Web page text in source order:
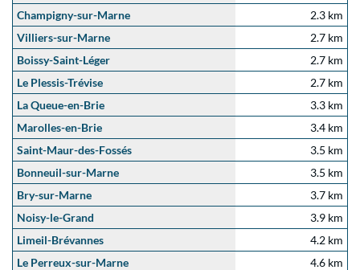
Champigny-sur-Marne
2.3 km
Villiers-sur-Marne
2.7 km
Boissy-Saint-Léger
2.7 km
Le Plessis-Trévise
2.7 km
La Queue-en-Brie
3.3 km
Marolles-en-Brie
3.4 km
Saint-Maur-des-Fossés
3.5 km
Bonneuil-sur-Marne
3.5 km
Bry-sur-Marne
3.7 km
Noisy-le-Grand
3.9 km
Limeil-Brévannes
4.2 km
Le Perreux-sur-Marne
4.6 km